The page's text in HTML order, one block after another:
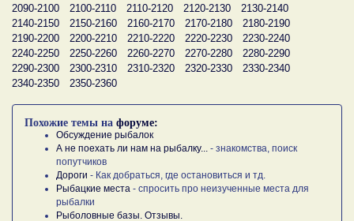
2090-2100
2100-2110 2110-2120 2120-2130
2130-2140
2140-2150
2150-2160 2160-2170 2170-2180
2180-2190
2190-2200
2200-2210 2210-2220 2220-2230
2230-2240
2240-2250
2250-2260 2260-2270 2270-2280
2280-2290
2290-2300
2300-2310 2310-2320 2320-2330
2330-2340
2340-2350
2350-2360
Похожие темы на форуме:
Обсуждение рыбалок
А не поехать ли нам на рыбалку...
- знакомства, поиск
попутчиков
Дороги - Как добраться, где остановиться и тд.
Рыбацкие места - спросить про неизученные места для
рыбалки
Рыболовные базы. Отзывы.